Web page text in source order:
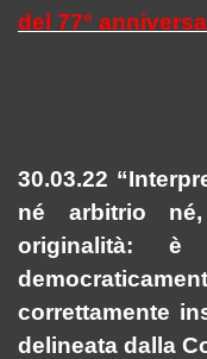
del 77°
30.03.22
né arbitrio
originalità:
correttamente
delineata dalla